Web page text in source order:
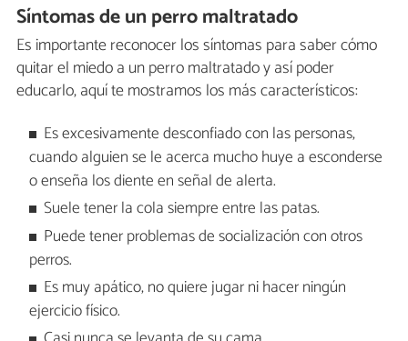
Síntomas de un perro maltratado
Es importante reconocer los síntomas para saber cómo
quitar el miedo a un perro maltratado y así poder
educarlo, aquí te mostramos los más característicos:
Es excesivamente desconfiado con las personas,
cuando alguien se le acerca mucho huye a esconderse
o enseña los diente en señal de alerta.
Suele tener la cola siempre entre las patas.
Puede tener problemas de socialización con otros
perros.
Es muy apático, no quiere jugar ni hacer ningún
ejercicio físico.